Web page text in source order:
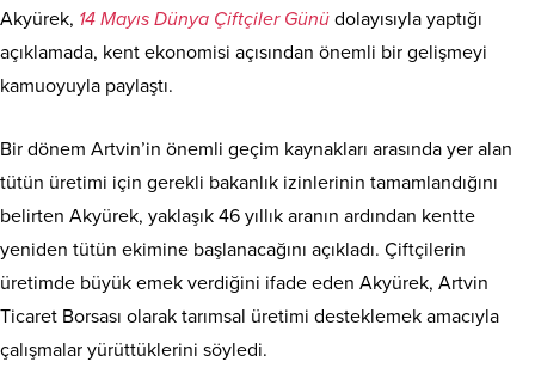
Akyürek, 14 Mayıs Dünya Çiftçiler Günü dolayısıyla yaptığı
açıklamada, kent ekonomisi açısından önemli bir gelişmeyi
kamuoyuyla paylaştı.
Bir dönem Artvin’in önemli geçim kaynakları arasında yer alan
tütün üretimi için gerekli bakanlık izinlerinin tamamlandığını
belirten Akyürek, yaklaşık 46 yıllık aranın ardından kentte
yeniden tütün ekimine başlanacağını açıkladı. Çiftçilerin
üretimde büyük emek verdiğini ifade eden Akyürek, Artvin
Ticaret Borsası olarak tarımsal üretimi desteklemek amacıyla
çalışmalar yürüttüklerini söyledi.